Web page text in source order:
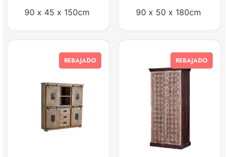
90 x 45 x 150cm 90 x 50 x 180cm
REBAJADO REBAJADO